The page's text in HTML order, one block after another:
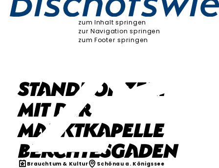
zum Inhalt springen
zur Navigation springen
zum Footer springen
Standkonzert
mit der
Marktkapelle
Berchtesgaden
Brauchtum & Kultur
Schönau a. Königssee